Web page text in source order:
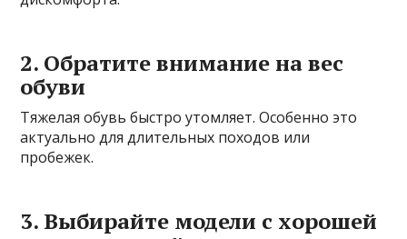
2. Обратите внимание на вес
обуви
Тяжелая обувь быстро утомляет. Особенно это
актуально для длительных походов или
пробежек.
3. Выбирайте модели с хорошей